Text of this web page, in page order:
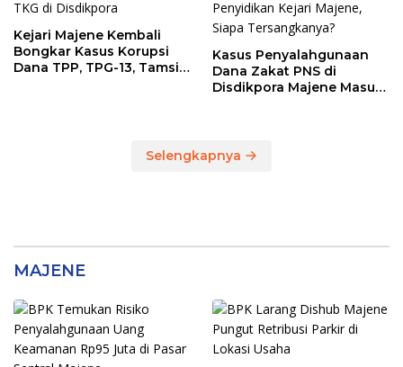
Kejari Majene Kembali
Bongkar Kasus Korupsi
Dana TPP, TPG-13, Tamsil-
Kasus Penyalahgunaan
Dana Zakat PNS di
Disdikpora Majene Masuk
Selengkapnya
MAJENE